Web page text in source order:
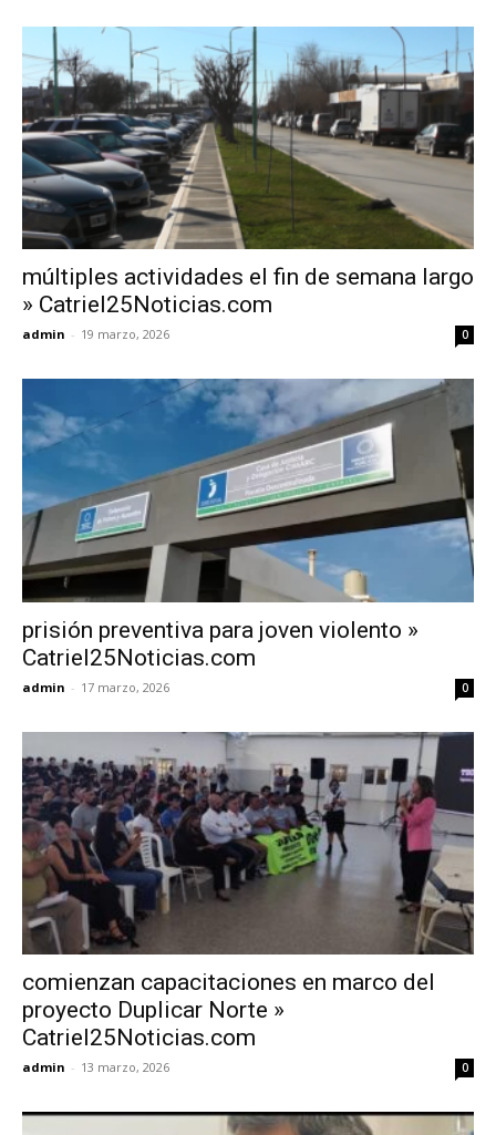
múltiples actividades el fin de semana largo
» Catriel25Noticias.com
admin - 19 marzo, 2026 0
prisión preventiva para joven violento »
Catriel25Noticias.com
admin - 17 marzo, 2026 0
comienzan capacitaciones en marco del
proyecto Duplicar Norte »
Catriel25Noticias.com
admin - 13 marzo, 2026 0